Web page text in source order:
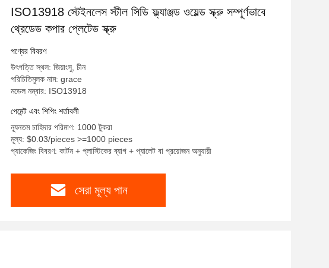
ISO13918 স্টেইনলেস স্টীল সিডি ফ্ল্যাঞ্জড ওয়েল্ড স্ক্রু সম্পূর্ণভাবে
থ্রেডেড কপার প্লেটেড স্ক্রু
পণ্যের বিবরণ
উৎপত্তি স্থল: জিয়াংসু, চীন
পরিচিতিমুলক নাম: grace
মডেল নম্বার: ISO13918
পেমেন্ট এবং শিপিং শর্তাবলী
ন্যূনতম চাহিদার পরিমাণ: 1000 টুকরা
মূল্য: $0.03/pieces >=1000 pieces
প্যাকেজিং বিবরণ: কার্টন + প্লাস্টিকের ব্যাগ + প্যালেট বা প্রয়োজন অনুযায়ী
সেরা মূল্য পান